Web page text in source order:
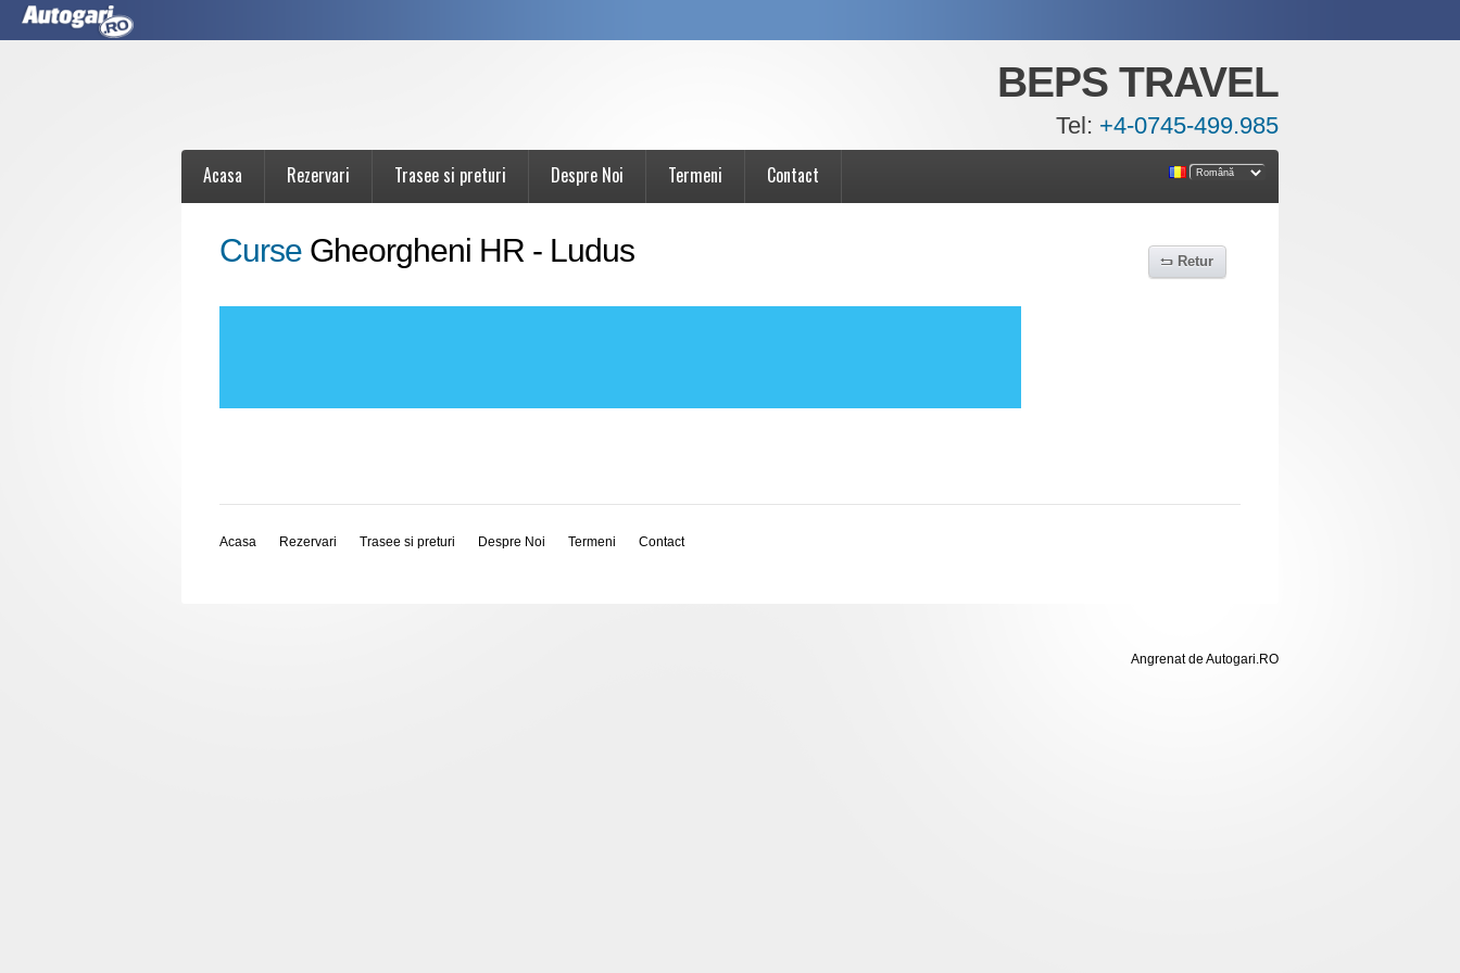
BEPS TRAVEL
Tel: +4-0745-499.985
Acasa Rezervari Trasee si preturi Despre Noi Termeni Contact
Curse Gheorgheni HR - Ludus Retur
Acasa Rezervari Trasee si preturi Despre Noi Termeni Contact
Angrenat de Autogari.RO